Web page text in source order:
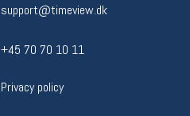
support@timeview.dk
+45 70 70 10 11
Privacy policy